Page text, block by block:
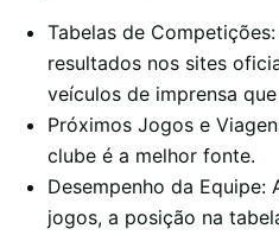
Tabelas de
resultados nos sites
veículos de imprensa
Próximos Jogos e
clube é a melhor fonte.
Desempenho da Equipe:
jogos, a posição na